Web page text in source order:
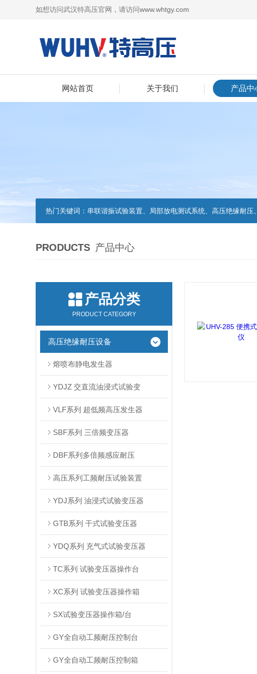
如想访问武汉特高压官网，请访问www.whtgy.com
网站首页 关于我们 产品中
热门关键词： 串联谐振试验装置、局部放电测试系统、高压绝缘耐
PRODUCTS 产品中心
产品分类
PRODUCT CATEGORY
高压绝缘耐压设备
熔喷布静电发生器
YDJZ 交直流油浸式试验变
VLF系列 超低频高压发生器
SBF系列 三倍频变压器
DBF系列多倍频感应耐压
高压系列工频耐压试验装置
YDJ系列 油浸式试验变压器
GTB系列 干式试验变压器
YDQ系列 充气式试验变压器
TC系列 试验变压器操作台
XC系列 试验变压器操作箱
SX试验变压器操作箱/台
GY全自动工频耐压控制台
GY全自动工频耐压控制箱